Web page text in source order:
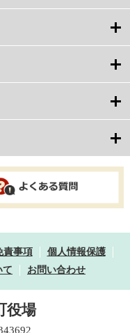
責事項
個人情報保護
て お問い合わせ
役場